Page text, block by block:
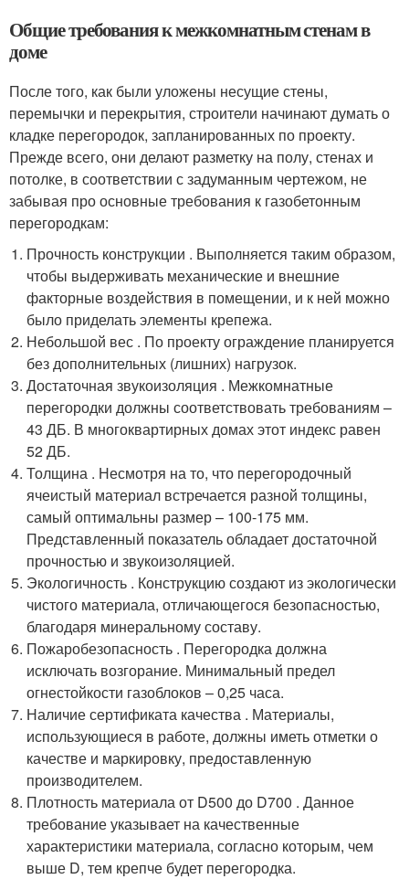
Общие требования к межкомнатным стенам в
доме
После того, как были уложены несущие стены,
перемычки и перекрытия, строители начинают думать о
кладке перегородок, запланированных по проекту.
Прежде всего, они делают разметку на полу, стенах и
потолке, в соответствии с задуманным чертежом, не
забывая про основные требования к газобетонным
перегородкам:
Прочность конструкции . Выполняется таким образом,
чтобы выдерживать механические и внешние
факторные воздействия в помещении, и к ней можно
было приделать элементы крепежа.
Небольшой вес . По проекту ограждение планируется
без дополнительных (лишних) нагрузок.
Достаточная звукоизоляция . Межкомнатные
перегородки должны соответствовать требованиям –
43 ДБ. В многоквартирных домах этот индекс равен
52 ДБ.
Толщина . Несмотря на то, что перегородочный
ячеистый материал встречается разной толщины,
самый оптимальны размер – 100-175 мм.
Представленный показатель обладает достаточной
прочностью и звукоизоляцией.
Экологичность . Конструкцию создают из экологически
чистого материала, отличающегося безопасностью,
благодаря минеральному составу.
Пожаробезопасность . Перегородка должна
исключать возгорание. Минимальный предел
огнестойкости газоблоков – 0,25 часа.
Наличие сертификата качества . Материалы,
использующиеся в работе, должны иметь отметки о
качестве и маркировку, предоставленную
производителем.
Плотность материала от D500 до D700 . Данное
требование указывает на качественные
характеристики материала, согласно которым, чем
выше D, тем крепче будет перегородка.